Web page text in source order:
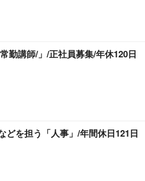
勤講師/」/正社員募集/年休120日
どを担う「人事」/年間休日121日